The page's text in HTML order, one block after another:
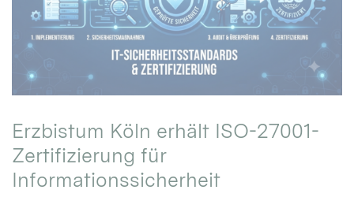
Erzbistum Köln erhält ISO-27001-
Zertifizierung für
Informationssicherheit